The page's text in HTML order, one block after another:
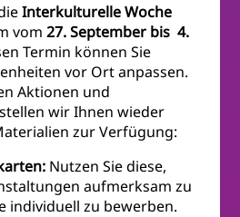
Interkulturelle Woche
vom27. September bis 4.
Termin können Sie
vor Ort anpassen.
Aktionen und
wir Ihnen wieder
zur Verfügung:
Nutzen Sie diese,
aufmerksam zu
individuell zu bewerben.